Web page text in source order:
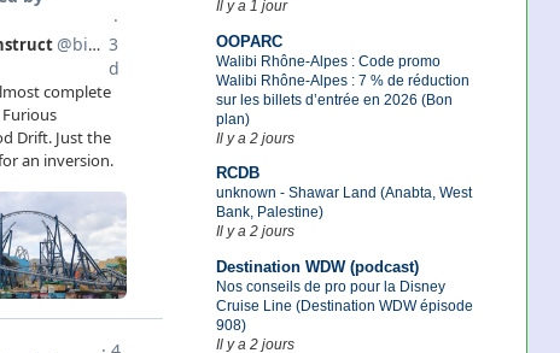
Il y a 1 jour
OOPARC
Walibi Rhône-Alpes : Code promo
Walibi Rhône-Alpes : 7 % de réduction
sur les billets d’entrée en 2026 (Bon
plan)
Il y a 2 jours
RCDB
unknown - Shawar Land (Anabta, West
Bank, Palestine)
Il y a 2 jours
Destination WDW (podcast)
Nos conseils de pro pour la Disney
Cruise Line (Destination WDW épisode
908)
Il y a 2 jours